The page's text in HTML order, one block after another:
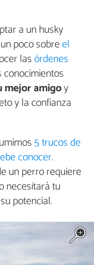
a un husky
poco sobreel
lasórdenes
conocimientos
mejor amigoy
y la confianza
5 trucos de
conocer.
un perro requiere
necesitará tu
potencial.